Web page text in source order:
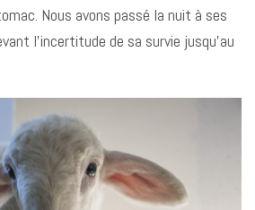
Nous avons passé la nuit à ses
l’incertitude de sa survie jusqu’au